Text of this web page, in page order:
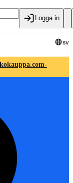
Logga in
sv